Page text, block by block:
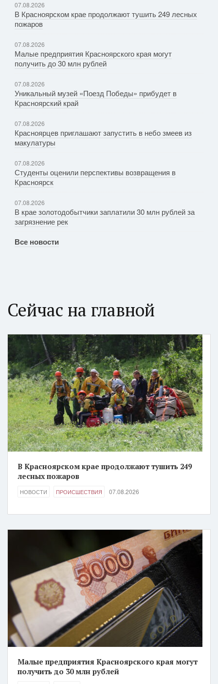
07.08.2026
В Красноярском крае продолжают тушить 249 лесных
пожаров
07.08.2026
Малые предприятия Красноярского края могут
получить до 30 млн рублей
07.08.2026
Уникальный музей «Поезд Победы» прибудет в
Красноярский край
07.08.2026
Красноярцев приглашают запустить в небо змеев из
макулатуры
07.08.2026
Студенты оценили перспективы возвращения в
Красноярск
07.08.2026
В крае золотодобытчики заплатили 30 млн рублей за
загрязнение рек
Все новости
Сейчас на главной
В Красноярском крае продолжают тушить 249
лесных пожаров
НОВОСТИ ПРОИСШЕСТВИЯ 07.08.2026
Малые предприятия Красноярского края могут
получить до 30 млн рублей